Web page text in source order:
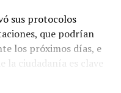
para
la compra de
sus protocolos
que podrían
los próximos días, e
la ciudadanía es clave